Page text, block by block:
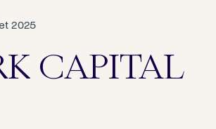
2025
CAPITAL